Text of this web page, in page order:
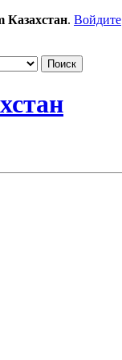
Казахстан. Войдите